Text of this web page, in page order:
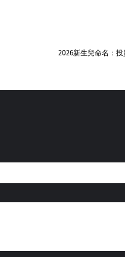
2026新生兒命名：